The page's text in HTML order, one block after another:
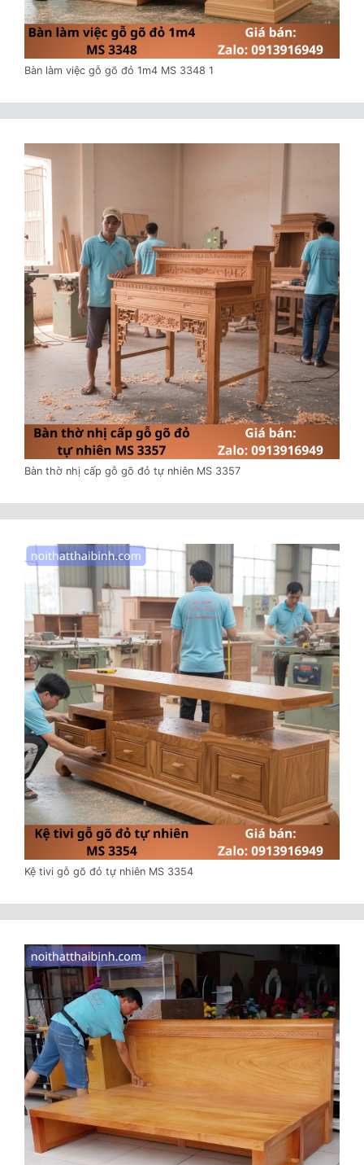
Bàn làm việc gỗ gõ đỏ 1m4 MS 3348 1
Bàn thờ nhị cấp gỗ gõ đỏ tự nhiên MS 3357
Kệ tivi gỗ gõ đỏ tự nhiên MS 3354